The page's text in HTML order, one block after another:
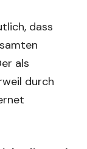
dass
als
durch